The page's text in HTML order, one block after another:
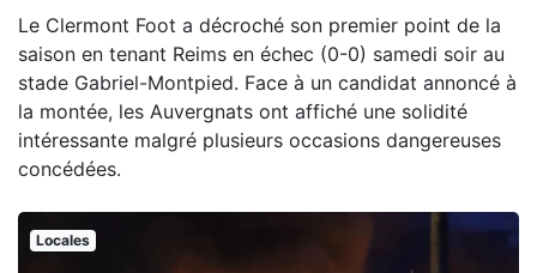
Le Clermont Foot a décroché son premier point de la
saison en tenant Reims en échec (0-0) samedi soir au
stade Gabriel-Montpied. Face à un candidat annoncé à
la montée, les Auvergnats ont affiché une solidité
intéressante malgré plusieurs occasions dangereuses
concédées.
Locales